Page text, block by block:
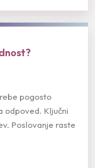
pogosto
odpoved. Ključni
Poslovanje raste